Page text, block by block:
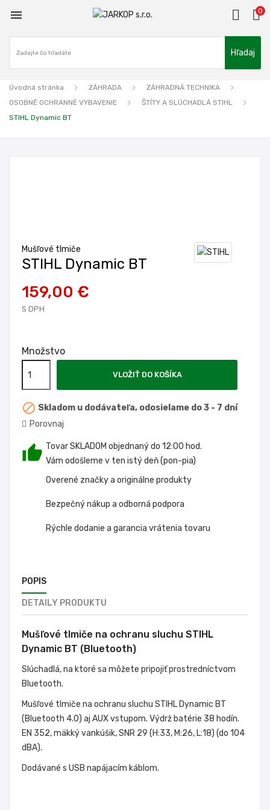
 0
Hľadaj
Úvodná stránka ZÁHRADA
ZÁHRADNÁ TECHNIKA
OSOBNÉ OCHRANNÉ VYBAVENIE
ŠTÍTY A SLÚCHADLÁ STIHL
STIHL Dynamic BT
Mušľové tlmiče
STIHL Dynamic BT
159,00 €
S DPH
Množstvo
VLOŽIŤ DO KOŠÍKA
 Skladom u dodávateľa, odosielame do 3 - 7 dní
Porovnaj
Tovar SKLADOM objednaný do 12:00 hod.
Vám odošleme v ten istý deň (pon-pia)
Overené značky a originálne produkty
Bezpečný nákup a odborná podpora
Rýchle dodanie a garancia vrátenia tovaru
POPIS
DETAILY PRODUKTU
Mušľové tlmiče na ochranu sluchu STIHL
Dynamic BT (Bluetooth)
Slúchadlá, na ktoré sa môžete pripojiť prostredníctvom
Bluetooth.
Mušľové tlmiče na ochranu sluchu STIHL Dynamic BT
(Bluetooth 4.0) aj AUX vstupom. Výdrž batérie 38 hodín.
EN 352, mäkký vankúšik, SNR 29 (H:33, M:26, L:18) (do 104
dBA).
Dodávané s USB napájacím káblom.